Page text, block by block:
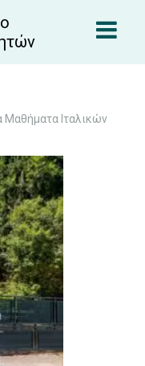
Μαθήματα Ιταλικών